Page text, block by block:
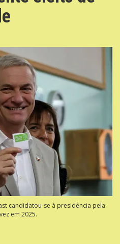
candidatou-se à presidência pela
em 2025.